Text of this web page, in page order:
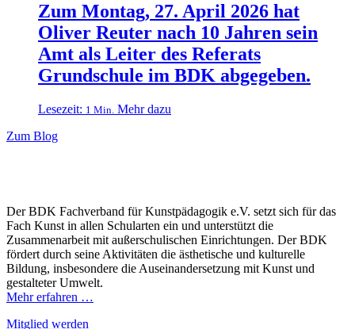
Zum Montag, 27. April 2026 hat
Oliver Reuter nach 10 Jahren sein
Amt als Leiter des Referats
Grundschule im BDK abgegeben.
Lesezeit: 1 Min. Mehr dazu
Zum Blog
Der BDK Fachverband für Kunstpädagogik e.V. setzt sich für das
Fach Kunst in allen Schularten ein und unterstützt die
Zusammenarbeit mit außerschulischen Einrichtungen. Der BDK
fördert durch seine Aktivitäten die ästhetische und kulturelle
Bildung, insbesondere die Auseinandersetzung mit Kunst und
gestalteter Umwelt.
Mehr erfahren …
Mitglied werden